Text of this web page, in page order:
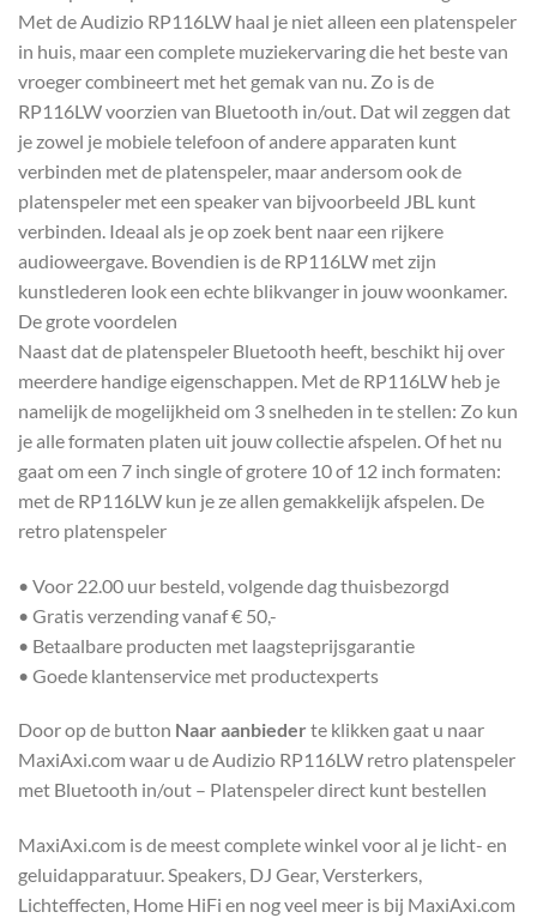
Met de Audizio RP116LW haal je niet alleen een platenspeler
in huis, maar een complete muziekervaring die het beste van
vroeger combineert met het gemak van nu. Zo is de
RP116LW voorzien van Bluetooth in/out. Dat wil zeggen dat
je zowel je mobiele telefoon of andere apparaten kunt
verbinden met de platenspeler, maar andersom ook de
platenspeler met een speaker van bijvoorbeeld JBL kunt
verbinden. Ideaal als je op zoek bent naar een rijkere
audioweergave. Bovendien is de RP116LW met zijn
kunstlederen look een echte blikvanger in jouw woonkamer.
De grote voordelen
Naast dat de platenspeler Bluetooth heeft, beschikt hij over
meerdere handige eigenschappen. Met de RP116LW heb je
namelijk de mogelijkheid om 3 snelheden in te stellen: Zo kun
je alle formaten platen uit jouw collectie afspelen. Of het nu
gaat om een 7 inch single of grotere 10 of 12 inch formaten:
met de RP116LW kun je ze allen gemakkelijk afspelen. De
retro platenspeler
• Voor 22.00 uur besteld, volgende dag thuisbezorgd
• Gratis verzending vanaf € 50,-
• Betaalbare producten met laagsteprijsgarantie
• Goede klantenservice met productexperts
Door op de button Naar aanbieder te klikken gaat u naar
MaxiAxi.com waar u de Audizio RP116LW retro platenspeler
met Bluetooth in/out – Platenspeler direct kunt bestellen
MaxiAxi.com is de meest complete winkel voor al je licht- en
geluidapparatuur. Speakers, DJ Gear, Versterkers,
Lichteffecten, Home HiFi en nog veel meer is bij MaxiAxi.com